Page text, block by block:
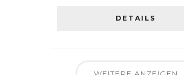
DETAILS